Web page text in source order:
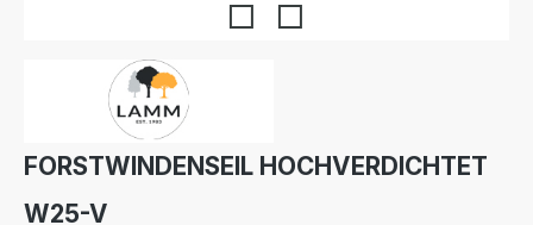
FORSTWINDENSEIL HOCHVERDICHTET
W25-V